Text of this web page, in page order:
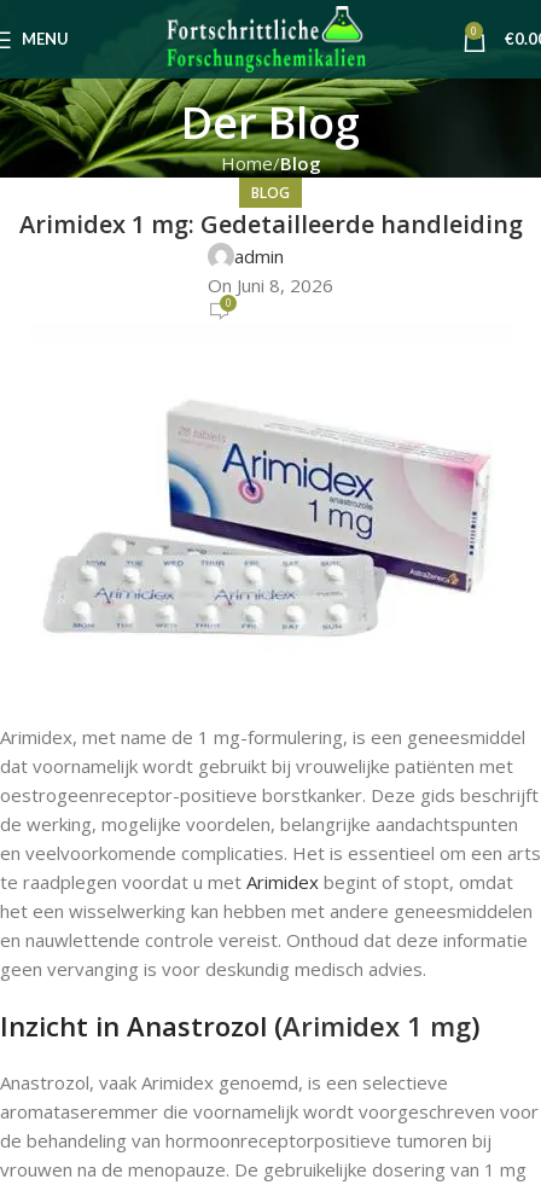
MENU 0 €
Der Blog
Home Blog
BLOG
Arimidex 1 mg: Gedetailleerde handleiding
admin
On Juni 8, 2026
0
Arimidex, met name de 1 mg-formulering, is een geneesmiddel
dat voornamelijk wordt gebruikt bij vrouwelijke patiënten met
oestrogeenreceptor-positieve borstkanker. Deze gids beschrijft
de werking, mogelijke voordelen, belangrijke aandachtspunten
en veelvoorkomende complicaties. Het is essentieel om een ​​arts
te raadplegen voordat u met Arimidex begint of stopt, omdat
het een wisselwerking kan hebben met andere geneesmiddelen
en nauwlettende controle vereist. Onthoud dat deze informatie
geen vervanging is voor deskundig medisch advies.
Inzicht in Anastrozol (Arimidex 1 mg)
Anastrozol, vaak Arimidex genoemd, is een selectieve
aromataseremmer die voornamelijk wordt voorgeschreven voor
de behandeling van hormoonreceptorpositieve tumoren bij
vrouwen na de menopauze. De gebruikelijke dosering van 1 mg